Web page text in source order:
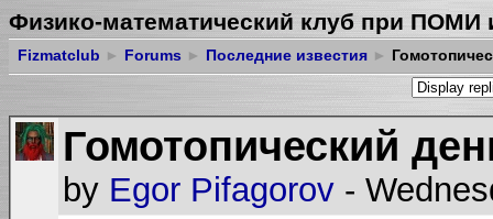
Физико-математический клуб при ПОМИ
Fizmatclub ► Forums ► Последние известия ►
Гомотопический
by Egor Pifagorov -